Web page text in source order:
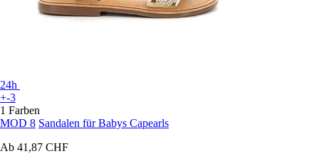
24h
+-3
1 Farben
MOD 8 Sandalen für Babys Capearls
Ab 41,87 CHF